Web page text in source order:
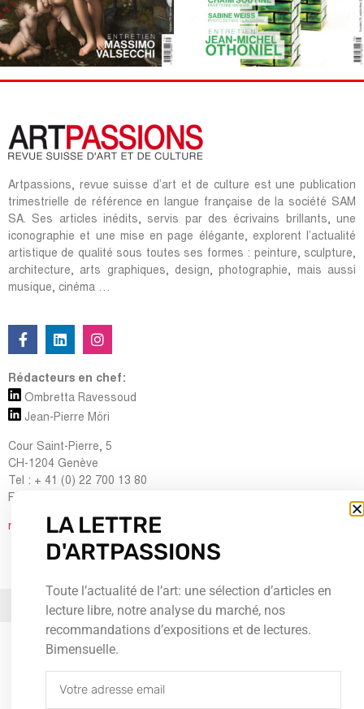
Artpassions, revue suisse d’art et de culture est une publication
trimestrielle de référence en langue française de la société SAM
SA. Ses articles inédits, servis par des écrivains brillants, une
iconographie et une mise en page élégante, explorent l’actualité
artistique de qualité sous toutes ses formes : peinture, sculpture,
architecture, arts graphiques, design, photographie, mais aussi
musique, cinéma …
Rédacteurs en chef:
Ombretta Ravessoud
Jean-Pierre Möri
Cour Saint-Pierre, 5
CH-1204 Genève
Tel : + 41 (0) 22 700 13 80
Fax : + 41 (0) 22 735 60 38
redaction@artpassions.ch
© 2026Tous droits réservés
LA LETTRE
D'ARTPASSIONS
Toute l’actualité de l’art: une sélection d’articles en
lecture libre, notre analyse du marché, nos
recommandations d’expositions et de lectures.
Bimensuelle.